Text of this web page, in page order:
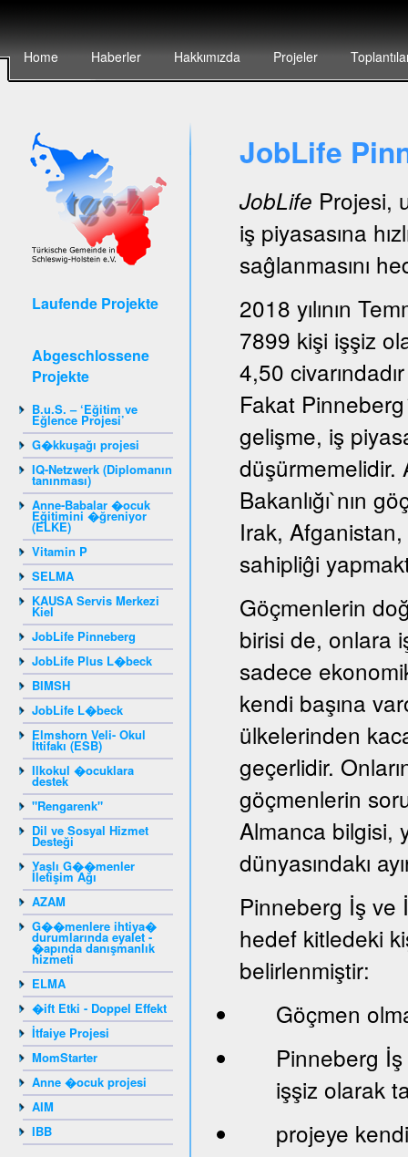
Home Haberler Hakkımızda Projeler
Laufende Projekte
Abgeschlossene
Projekte
B.u.S. – ‘Eğitim ve
Eğlence Projesi’
G�kkuşağı projesi
IQ-Netzwerk (Diplomanın
tanınması)
Anne-Babalar �ocuk
Eğitimini �ğreniyor
(ELKE)
Vitamin P
SELMA
KAUSA Servis Merkezi
Kiel
JobLife Pinneberg
JobLife Plus L�beck
BIMSH
JobLife L�beck
Elmshorn Veli- Okul
İttifakı (ESB)
Ilkokul �ocuklara
destek
"Rengarenk"
Dil ve Sosyal Hizmet
Desteği
Yaşlı G��menler
İletişim Ağı
AZAM
G��menlere ihtiya�
durumlarında eyalet -
�apında danışmanlık
hizmeti
ELMA
�ift Etki - Doppel Effekt
İtfaiye Projesi
MomStarter
Anne �ocuk projesi
AIM
IBB
JobLife
JobLife Projesi,
iş piyasasına
saĝlanmasını
2018 yılının
7899 kişi işşiz
4,50
Fakat
gelişme, iş
düşürmemelidir.
Bakanlığı`nın
Irak,
sahipliĝi
Göçmenlerin
birisi de, onlara
sadece
kendi başına
ülkelerinden
geçerlidir.
göçmenlerin
Almanca bilgisi,
dünyasındakı
Pinneberg İş ve
hedef kitledeki
belirlenmiştir:
Göçmen
Pinneberg
işşiz olarak
projeye